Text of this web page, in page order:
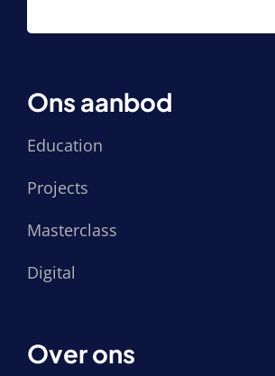
Ons aanbod
Education
Projects
Masterclass
Digital
Over ons